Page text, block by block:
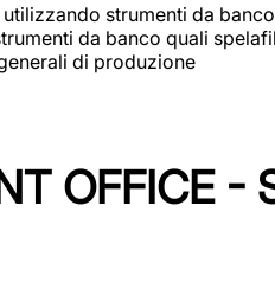
strumenti da
da banco quali
di produzione
OFFICE -